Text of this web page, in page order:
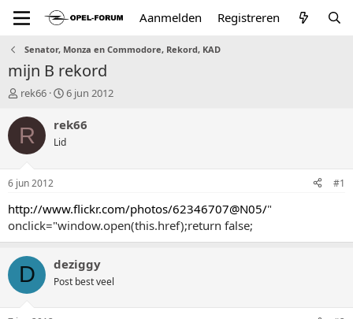
Aanmelden Registreren
Senator, Monza en Commodore, Rekord, KAD
mijn B rekord
T
p
a
r
e
rek66
S
a
r
t
u
m
6 jun 2012
R rek66
Lid
6 jun 2012 #1
http://www.flickr.com/photos/62346707@N05/"
onclick="window.open(this.href);return false;
D deziggy
Post best veel